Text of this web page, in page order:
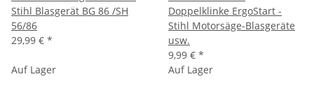
Stihl Blasgerät BG 86 /SH
56/86
29,99 € *
Doppelklinke ErgoStart -
Stihl Motorsäge-Blasgeräte
usw.
9,99 € *
Auf Lager
Auf Lager